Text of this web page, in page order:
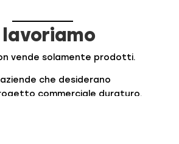
vende solamente prodotti.
che desiderano
commerciale duraturo.